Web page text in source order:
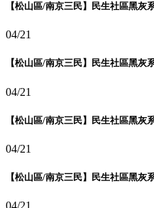
【松山區/南京三民】民生社區黑
04/21
【松山區/南京三民】民生社區黑
04/21
【松山區/南京三民】民生社區黑
04/21
【松山區/南京三民】民生社區黑